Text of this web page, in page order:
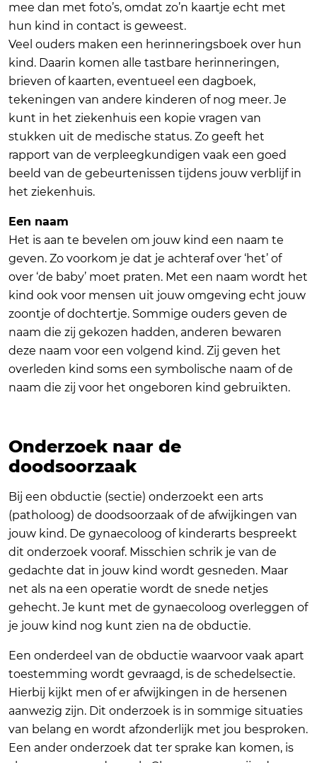
mee dan met foto’s, omdat zo’n kaartje echt met
hun kind in contact is geweest.
Veel ouders maken een herinneringsboek over hun
kind. Daarin komen alle tastbare herinneringen,
brieven of kaarten, eventueel een dagboek,
tekeningen van andere kinderen of nog meer. Je
kunt in het ziekenhuis een kopie vragen van
stukken uit de medische status. Zo geeft het
rapport van de verpleegkundigen vaak een goed
beeld van de gebeurtenissen tijdens jouw verblijf in
het ziekenhuis.
Een naam
Het is aan te bevelen om jouw kind een naam te
geven. Zo voorkom je dat je achteraf over ‘het’ of
over ‘de baby’ moet praten. Met een naam wordt het
kind ook voor mensen uit jouw omgeving echt jouw
zoontje of dochtertje. Sommige ouders geven de
naam die zij gekozen hadden, anderen bewaren
deze naam voor een volgend kind. Zij geven het
overleden kind soms een symbolische naam of de
naam die zij voor het ongeboren kind gebruikten.
Onderzoek naar de
doodsoorzaak
Bij een obductie (sectie) onderzoekt een arts
(patholoog) de doodsoorzaak of de afwijkingen van
jouw kind. De gynaecoloog of kinderarts bespreekt
dit onderzoek vooraf. Misschien schrik je van de
gedachte dat in jouw kind wordt gesneden. Maar
net als na een operatie wordt de snede netjes
gehecht. Je kunt met de gynaecoloog overleggen of
je jouw kind nog kunt zien na de obductie.
Een onderdeel van de obductie waarvoor vaak apart
toestemming wordt gevraagd, is de schedelsectie.
Hierbij kijkt men of er afwijkingen in de hersenen
aanwezig zijn. Dit onderzoek is in sommige situaties
van belang en wordt afzonderlijk met jou besproken.
Een ander onderzoek dat ter sprake kan komen, is